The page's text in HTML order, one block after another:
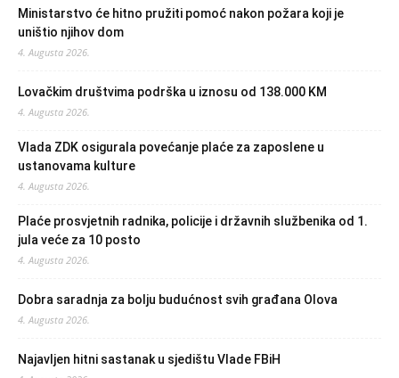
Ministarstvo će hitno pružiti pomoć nakon požara koji je
uništio njihov dom
4. Augusta 2026.
Lovačkim društvima podrška u iznosu od 138.000 KM
4. Augusta 2026.
Vlada ZDK osigurala povećanje plaće za zaposlene u
ustanovama kulture
4. Augusta 2026.
Plaće prosvjetnih radnika, policije i državnih službenika od 1.
jula veće za 10 posto
4. Augusta 2026.
Dobra saradnja za bolju budućnost svih građana Olova
4. Augusta 2026.
Najavljen hitni sastanak u sjedištu Vlade FBiH